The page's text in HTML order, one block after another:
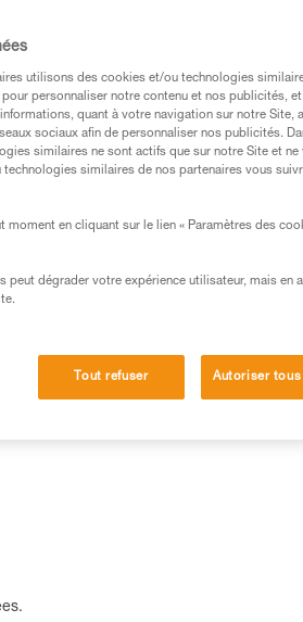
harnais
Mousses de confort
Mousses de confort pour
d'améliorer le confort lors des
les sangles des tours de cuisse
utilisons des cookies et/ou technologies
personnaliser notre contenu et nos publicités,
quant à votre navigation sur notre Site,
sociaux afin de personnaliser nos publicités.
similaires ne sont actifs que sur notre Site et ne
similaires de nos partenaires vous
en cliquant sur le lien « Paramètres des
peut dégrader votre expérience utilisateur, mais en
Tout refuser Autoriser